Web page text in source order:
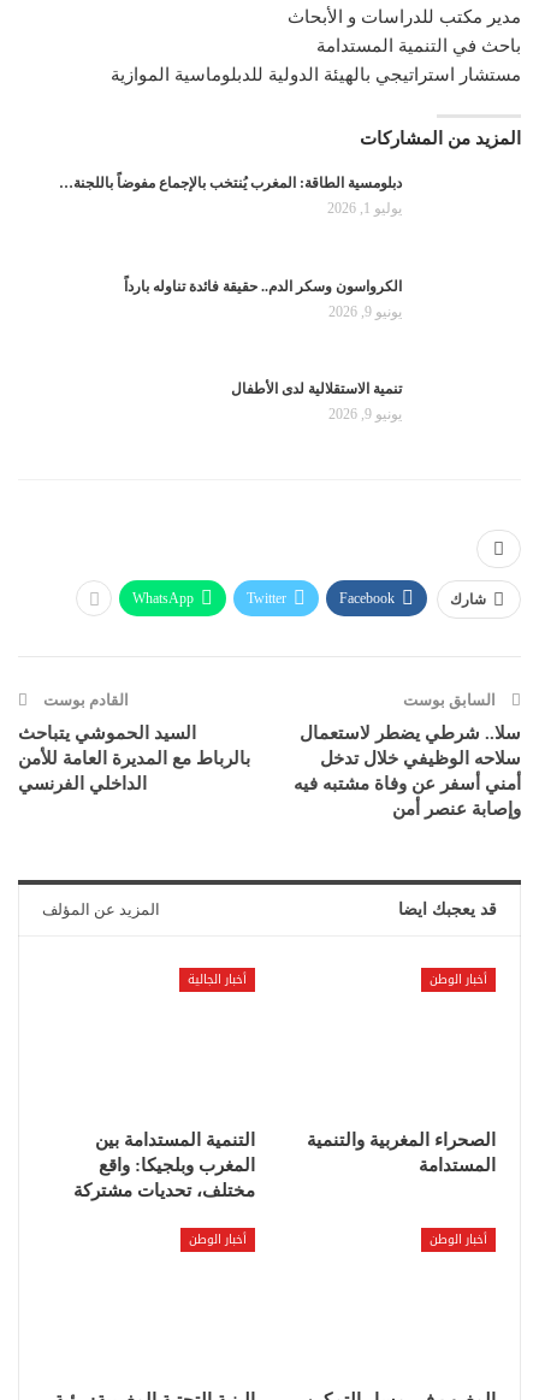
مدير مكتب للدراسات و الأبحاث
باحث في التنمية المستدامة
مستشار استراتيجي بالهيئة الدولية للدبلوماسية الموازية
المزيد من المشاركات
دبلومسية الطاقة: المغرب يُنتخب بالإجماع مفوضاً باللجنة…
يوليو 1, 2026
الكرواسون وسكر الدم.. حقيقة فائدة تناوله بارداً
يونيو 9, 2026
تنمية الاستقلالية لدى الأطفال
يونيو 9, 2026
شارك Facebook
Twitter
WhatsApp
السابق بوست
سلا.. شرطي يضطر لاستعمال
سلاحه الوظيفي خلال تدخل
أمني أسفر عن وفاة مشتبه فيه
وإصابة عنصر أمن
القادم بوست
السيد الحموشي يتباحث
بالرباط مع المديرة العامة للأمن
الداخلي الفرنسي
قد يعجبك ايضا المزيد عن المؤلف
أخبار الوطن
الصحراء المغربية والتنمية
المستدامة
أخبار الجالية
التنمية المستدامة بين
المغرب وبلجيكا: واقع
مختلف، تحديات مشتركة
أخبار الوطن أخبار الوطن